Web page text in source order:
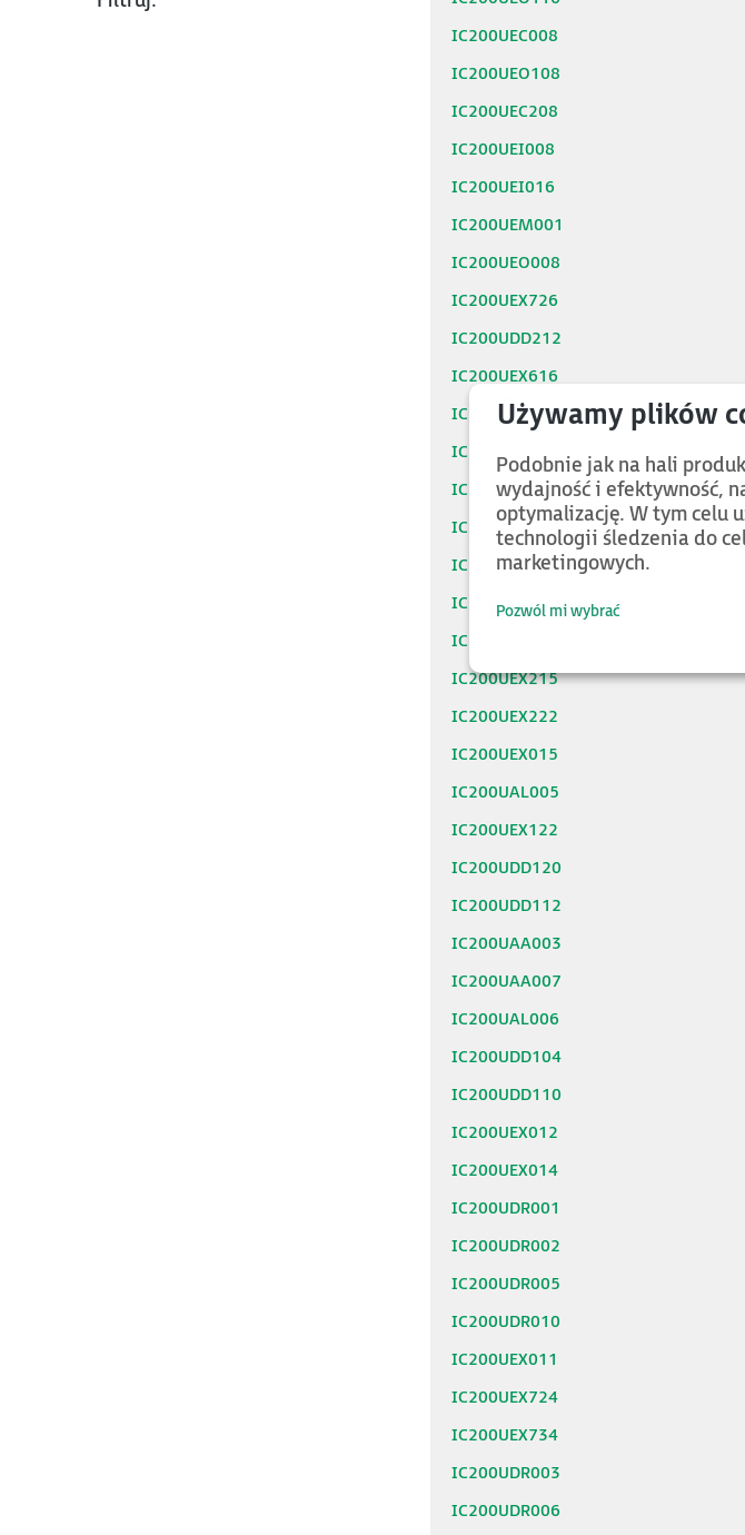
IC200UEC008
IC200UEO108
IC200UEC208
IC200UEI008
IC200UEI016
IC200UEM001
IC200UEO008
IC200UEX726
IC200UDD212
IC200UEX616
IC200UEX626
IC200UEX636
IC200UEX010
IC200UEX211
IC200UEX212
IC200UEX213
IC200UEX214
IC200UEX215
IC200UEX222
IC200UEX015
IC200UAL005
IC200UEX122
IC200UDD120
IC200UDD112
IC200UAA003
IC200UAA007
IC200UAL006
IC200UDD104
IC200UDD110
IC200UEX012
IC200UEX014
IC200UDR001
IC200UDR002
IC200UDR005
IC200UDR010
IC200UEX011
IC200UEX724
IC200UEX734
IC200UDR003
IC200UDR006
Podobnie jak na hali
wydajność i efektywność,
optymalizację. W tym celu
technologii śledzenia do
marketingowych.
Pozwól mi wybrać